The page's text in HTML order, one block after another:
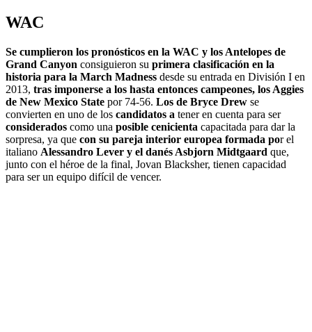
WAC
Se cumplieron los pronósticos en la WAC y los Antelopes de
Grand Canyon consiguieron su primera clasificación en la
historia para la March Madness desde su entrada en División I en
2013, tras imponerse a los hasta entonces campeones, los Aggies
de New Mexico State por 74-56. Los de Bryce Drew se
convierten en uno de los candidatos a tener en cuenta para ser
considerados como una posible cenicienta capacitada para dar la
sorpresa, ya que con su pareja interior europea formada por el
italiano Alessandro Lever y el danés Asbjorn Midtgaard que,
junto con el héroe de la final, Jovan Blacksher, tienen capacidad
para ser un equipo difícil de vencer.